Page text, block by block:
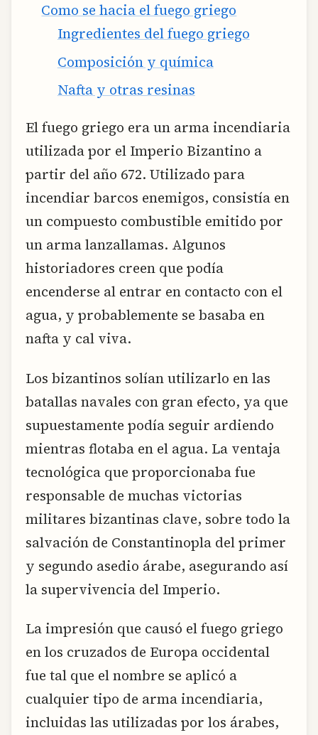
Como se hacia el fuego griego
Ingredientes del fuego griego
Composición y química
Nafta y otras resinas
El fuego griego era un arma incendiaria
utilizada por el Imperio Bizantino a
partir del año 672. Utilizado para
incendiar barcos enemigos, consistía en
un compuesto combustible emitido por
un arma lanzallamas. Algunos
historiadores creen que podía
encenderse al entrar en contacto con el
agua, y probablemente se basaba en
nafta y cal viva.
Los bizantinos solían utilizarlo en las
batallas navales con gran efecto, ya que
supuestamente podía seguir ardiendo
mientras flotaba en el agua. La ventaja
tecnológica que proporcionaba fue
responsable de muchas victorias
militares bizantinas clave, sobre todo la
salvación de Constantinopla del primer
y segundo asedio árabe, asegurando así
la supervivencia del Imperio.
La impresión que causó el fuego griego
en los cruzados de Europa occidental
fue tal que el nombre se aplicó a
cualquier tipo de arma incendiaria,
incluidas las utilizadas por los árabes,